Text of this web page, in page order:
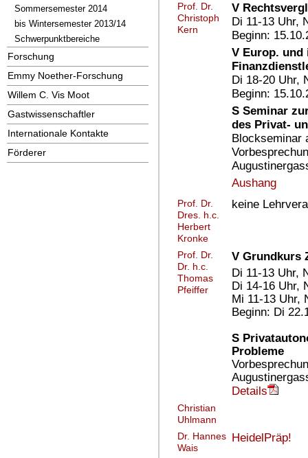
Sommersemester 2014
bis Wintersemester 2013/14
Schwerpunktbereiche
Forschung
Emmy Noether-Forschung
Willem C. Vis Moot
Gastwissenschaftler
Internationale Kontakte
Förderer
Prof. Dr.
Christoph
Kern
V
Di 11-13 Uhr,
Beginn:
V Europ.
Di 18-20 Uhr,
Beginn:
S Seminar
des Privat-
Blockseminar
Aushang
Prof. Dr.
Dres. h.c.
Herbert
Kronke
keine
Prof. Dr.
Dr. h.c.
Thomas
Pfeiffer
V Grundkurs
Di 11-13 Uhr,
Di 14-16 Uhr,
Mi 11-13 Uhr,
Beginn: Di
S
Probleme
Details
Christian
Uhlmann
Dr. Hannes
Wais
HeidelPräp!